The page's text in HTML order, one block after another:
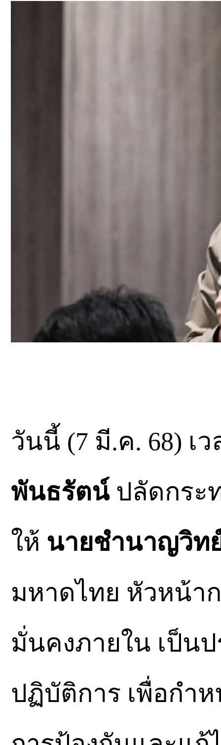
วันนี้ (7 มี.ค. 68) เ
พันธรัตน์ปลัดกระ
ให้ นายชำนาญวิท
มหาดไทย หัวหน้า
มั่นคงภายใน เป็น
ปฏิบัติการ เพื่อกำ